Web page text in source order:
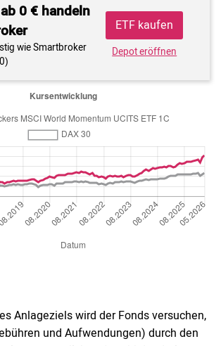
0 € handeln
wie Smartbroker
ETF kaufen
Depot eröffnen
Anlageziels wird der Fonds versuchen,
und Aufwendungen) durch den